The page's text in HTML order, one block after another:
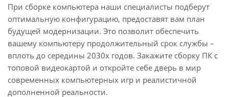
При сборке компьютера наши специалисты подберут
оптимальную конфигурацию, предоставят вам план
будущей модернизации. Это позволит обеспечить
вашему компьютеру продолжительный срок службы –
вплоть до середины 2030х годов. Закажите сборку ПК с
топовой видеокартой и откройте себе дверь в мир
современных компьютерных игр и реалистичной
дополненной реальности.